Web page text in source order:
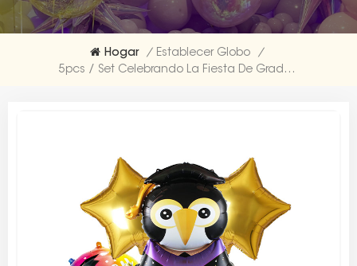
Hogar / Establecer Globo
/
5pcs / Set Celebrando La Fiesta De Graduación Foil Set Exportadores De Globos